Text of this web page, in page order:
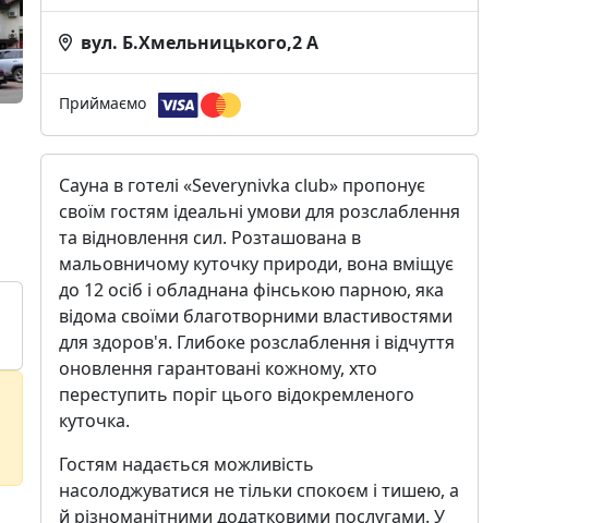
вул. Б.Хмельницького,2 А
Приймаємо
Сауна в готелі «Severynivka club» пропонує
своїм гостям ідеальні умови для розслаблення
та відновлення сил. Розташована в
мальовничому куточку природи, вона вміщує
до 12 осіб і обладнана фінською парною, яка
відома своїми благотворними властивостями
для здоров'я. Глибоке розслаблення і відчуття
оновлення гарантовані кожному, хто
переступить поріг цього відокремленого
куточка.
Гостям надається можливість
насолоджуватися не тільки спокоєм і тишею, а
й різноманітними додатковими послугами. У